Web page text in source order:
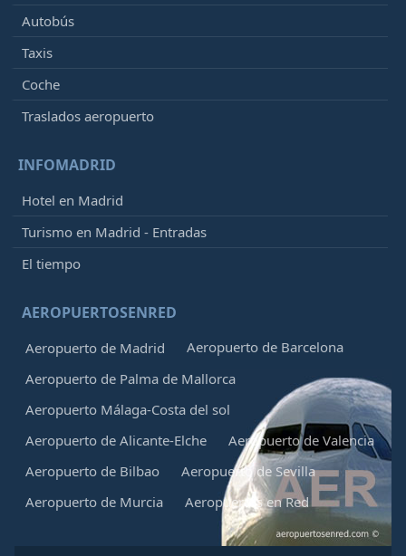
Autobús
Taxis
Coche
Traslados aeropuerto
INFOMADRID
Hotel en Madrid
Turismo en Madrid - Entradas
El tiempo
AEROPUERTOSENRED
Aeropuerto de Madrid
Aeropuerto de Barcelona
Aeropuerto de Palma de Mallorca
Aeropuerto Málaga-Costa del sol
Aeropuerto de Alicante-Elche
Aeropuerto de Valencia
Aeropuerto de Bilbao
Aeropuerto de Sevilla
Aeropuerto de Murcia
Aeropuertos en Red